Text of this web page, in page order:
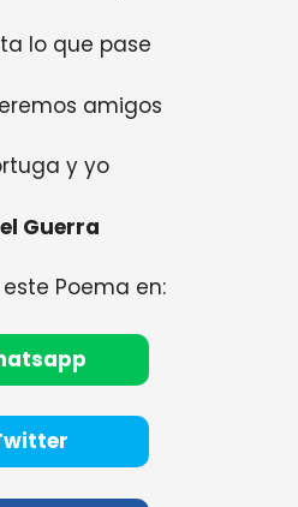
lo que pase
amigos
y yo
Guerra
Poema en: